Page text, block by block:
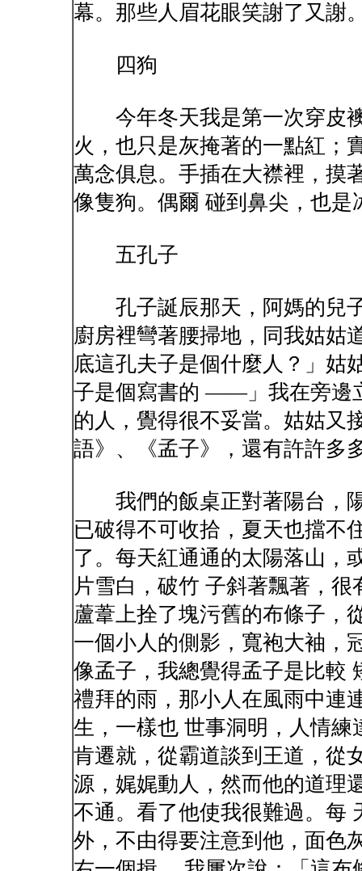
幕。那些人眉花眼笑謝了又謝
四狗
今年冬天我是第一次穿皮
火，也只是灰掩著的一點紅；
萬念俱息。手插在大襟裡，摸
像隻狗。偶爾 碰到鼻尖，也是
五孔子
孔子誕辰那天，阿媽的兒
廚房裡彎著腰掃地，同我姑姑
底這孔夫子是個什麼人？」姑
子是個寫書的 ——」我在旁邊
的人，覺得很不妥當。姑姑又
語》、《孟子》，還有許許多
我們的飯桌正對著陽台，
已破得不可收拾，夏天也擋不
了。每天紅通通的太陽落山，
片雪白，破竹 子斜著飄著，
蘆葦上拴了塊污舊的布條子，
一個小人的側影，寬袍大袖，
像孟子，我總覺得孟子是比較
禮拜的雨，那小人在風雨中連
生，一樣也 世事洞明，人情
肯遷就，從霸道談到王道，從
源，娓娓動人，然而他的道
不通。看了他使我很難過。每
外，不由得要注意到他，面色